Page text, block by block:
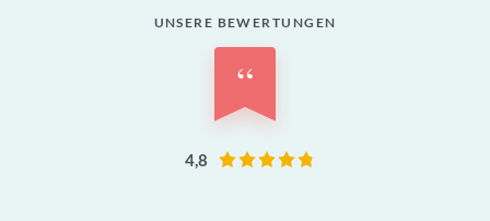
UNSERE BEWERTUNGEN
“
4,8